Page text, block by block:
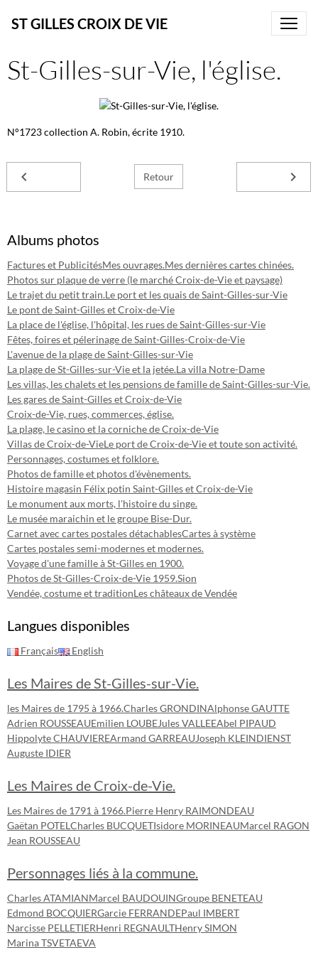
ST GILLES CROIX DE VIE
St-Gilles-sur-Vie, l'église.
N°1723 collection A. Robin, écrite 1910.
Retour
Albums photos
Factures et PublicitésMes ouvrages.Mes dernières cartes chinées.
Photos sur plaque de verre (le marché Croix-de-Vie et paysage)
Le trajet du petit train.Le port et les quais de Saint-Gilles-sur-Vie
Le pont de Saint-Gilles et Croix-de-Vie
La place de l'église, l'hôpital, les rues de Saint-Gilles-sur-Vie
Fêtes, foires et pélerinage de Saint-Gilles-Croix-de-Vie
L'avenue de la plage de Saint-Gilles-sur-Vie
La plage de St-Gilles-sur-Vie et la jetée.La villa Notre-Dame
Les villas, les chalets et les pensions de famille de Saint-Gilles-sur-Vie.
Les gares de Saint-Gilles et Croix-de-Vie
Croix-de-Vie, rues, commerces, église.
La plage, le casino et la corniche de Croix-de-Vie
Villas de Croix-de-VieLe port de Croix-de-Vie et toute son activité.
Personnages, costumes et folklore.
Photos de famille et photos d'évènements.
Histoire magasin Félix potin Saint-Gilles et Croix-de-Vie
Le monument aux morts, l'histoire du singe.
Le musée maraichin et le groupe Bise-Dur.
Carnet avec cartes postales détachablesCartes à système
Cartes postales semi-modernes et modernes.
Voyage d'une famille à St-Gilles en 1900.
Photos de St-Gilles-Croix-de-Vie 1959.Sion
Vendée, costume et traditionLes châteaux de Vendée
Langues disponibles
Français English
Les Maires de St-Gilles-sur-Vie.
les Maires de 1795 à 1966.Charles GRONDINAlphonse GAUTTE
Adrien ROUSSEAUEmilien LOUBEJules VALLEEAbel PIPAUD
Hippolyte CHAUVIEREArmand GARREAUJoseph KLEINDIENST
Auguste IDIER
Les Maires de Croix-de-Vie.
Les Maires de 1791 à 1966.Pierre Henry RAIMONDEAU
Gaëtan POTEL Charles BUCQUETIsidore MORINEAUMarcel RAGON
Jean ROUSSEAU
Personnages liés à la commune.
Charles ATAMIANMarcel BAUDOUINGroupe BENETEAU
Edmond BOCQUIERGarcie FERRANDEPaul IMBERT
Narcisse PELLETIERHenri REGNAULTHenry SIMON
Marina TSVETAEVA